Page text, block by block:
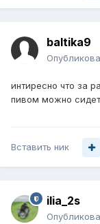
baltika9
интиресно что за
пивом можно
Вставить ник
ilia_2s